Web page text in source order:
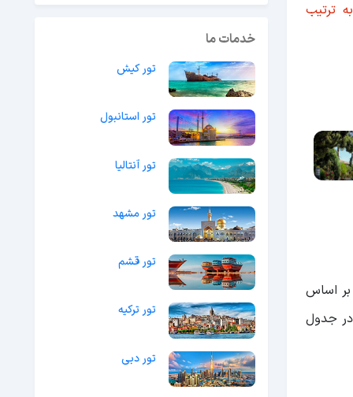
ترتیب
اساس
این استان در جدول
خدمات ما
تور کیش
تور استانبول
تور آنتالیا
تور مشهد
تور قشم
تور ترکیه
تور دبی